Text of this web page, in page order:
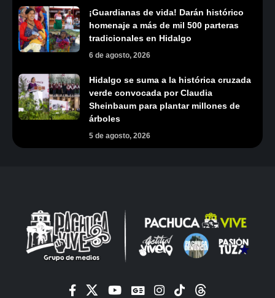
¡Guardianas de vida! Darán histórico
homenaje a más de mil 500 parteras
tradicionales en Hidalgo
6 de agosto, 2026
Hidalgo se suma a la histórica cruzada
verde convocada por Claudia
Sheinbaum para plantar millones de
árboles
5 de agosto, 2026